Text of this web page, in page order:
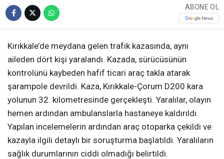
ABONE OL
Kırıkkale’de meydana gelen trafik kazasında, aynı
aileden dört kişi yaralandı. Kazada, sürücüsünün
kontrolünü kaybeden hafif ticari araç takla atarak
şarampole devrildi. Kaza, Kırıkkale-Çorum D200 kara
yolunun 32. kilometresinde gerçekleşti. Yaralılar, olayın
hemen ardından ambulanslarla hastaneye kaldırıldı.
Yapılan incelemelerin ardından araç otoparka çekildi ve
kazayla ilgili detaylı bir soruşturma başlatıldı. Yaralıların
sağlık durumlarının ciddi olmadığı belirtildi.